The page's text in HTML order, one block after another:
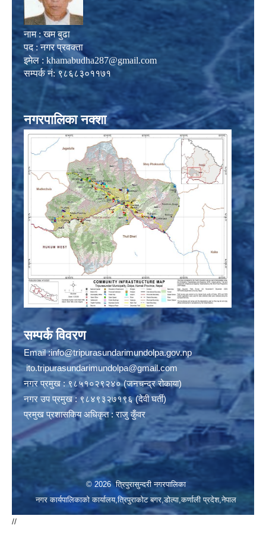
नाम : खम बुढा
पद : नगर प्रवक्ता
इमेल : khamabudha287@gmail.com
सम्पर्क नं: ९८६८३०११७१
नगरपालिका नक्शा
सम्पर्क विवरण
Email :info@tripurasundarimundolpa.gov.np
ito.tripurasundarimundolpa@gmail.com
नगर प्रमुख : ९८५१०२९२४० (जनचन्द्र रोकाया)
नगर उप प्रमुख : ९८४९३२७१९६ (देवी घर्ती)
प्रमुख प्रशासकिय अधिकृत : राजु कुँवर
© 2026 त्रिपुरासुन्दरी नगरपालिका
नगर कार्यपालिकाको कार्यालय,त्रिपुराकोट बगर,डोल्पा,कर्णाली प्रदेश,नेपाल
//